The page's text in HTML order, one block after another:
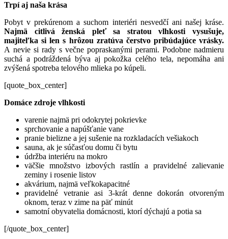
Trpí aj naša krása
Pobyt v prekúrenom a suchom interiéri nesvedčí ani našej kráse.
Najmä citlivá ženská pleť sa stratou vlhkosti vysušuje,
majiteľka si len s hrôzou zratúva čerstvo pribúdajúce vrásky.
A nevie si rady s večne popraskanými perami. Podobne nadmieru
suchá a podráždená býva aj pokožka celého tela, nepomáha ani
zvýšená spotreba telového mlieka po kúpeli.
[quote_box_center]
Domáce zdroje vlhkosti
varenie najmä pri odokrytej pokrievke
sprchovanie a napúšťanie vane
pranie bielizne a jej sušenie na rozkladacích vešiakoch
sauna, ak je súčasťou domu či bytu
údržba interiéru na mokro
väčšie množstvo izbových rastlín a pravidelné zalievanie
zeminy i rosenie listov
akvárium, najmä veľkokapacitné
pravidelné vetranie asi 3-krát denne dokorán otvoreným
oknom, teraz v zime na päť minút
samotní obyvatelia domácnosti, ktorí dýchajú a potia sa
[/quote_box_center]